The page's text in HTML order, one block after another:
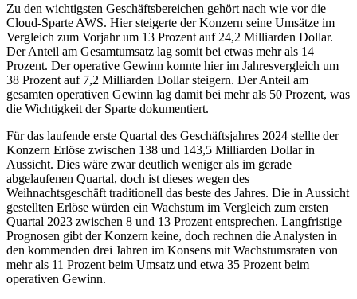
Zu den wichtigsten Geschäftsbereichen gehört nach wie vor die
Cloud-Sparte AWS. Hier steigerte der Konzern seine Umsätze im
Vergleich zum Vorjahr um 13 Prozent auf 24,2 Milliarden Dollar.
Der Anteil am Gesamtumsatz lag somit bei etwas mehr als 14
Prozent. Der operative Gewinn konnte hier im Jahresvergleich um
38 Prozent auf 7,2 Milliarden Dollar steigern. Der Anteil am
gesamten operativen Gewinn lag damit bei mehr als 50 Prozent, was
die Wichtigkeit der Sparte dokumentiert.
Für das laufende erste Quartal des Geschäftsjahres 2024 stellte der
Konzern Erlöse zwischen 138 und 143,5 Milliarden Dollar in
Aussicht. Dies wäre zwar deutlich weniger als im gerade
abgelaufenen Quartal, doch ist dieses wegen des
Weihnachtsgeschäft traditionell das beste des Jahres. Die in Aussicht
gestellten Erlöse würden ein Wachstum im Vergleich zum ersten
Quartal 2023 zwischen 8 und 13 Prozent entsprechen. Langfristige
Prognosen gibt der Konzern keine, doch rechnen die Analysten in
den kommenden drei Jahren im Konsens mit Wachstumsraten von
mehr als 11 Prozent beim Umsatz und etwa 35 Prozent beim
operativen Gewinn.